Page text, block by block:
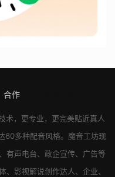
合作
术，更专业，更完美贴近真人
60多种配音风格。 魔音工坊现
有声电台、政企宣传、广告等
、影视解说创作达人、企业、